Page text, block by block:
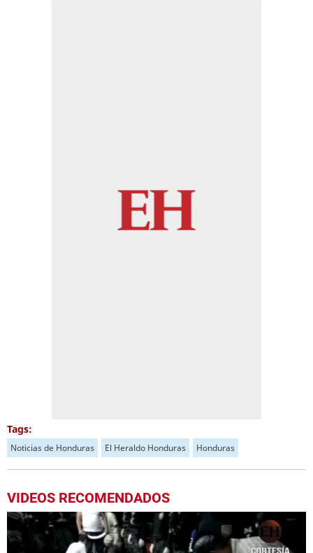
Tags:
Noticias de Honduras El Heraldo Honduras Honduras
VIDEOS RECOMENDADOS